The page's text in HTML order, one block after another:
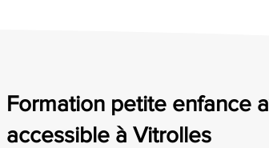
Formation petite enfance
accessible à Vitrolles